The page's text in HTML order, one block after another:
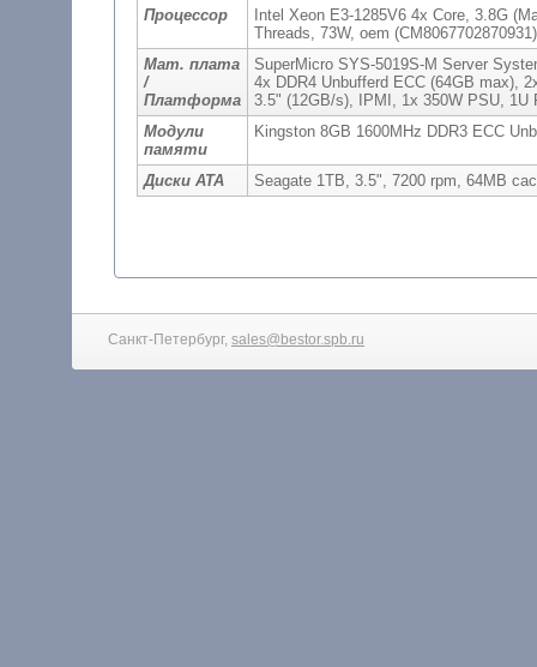
Процессор
Intel Xeon E3-1285V6 4x Core, 3.8G
Threads, 73W, oem (CM8067702870931)
Мат. плата
/
Платформа
SuperMicro SYS-5019S-M Server
4x DDR4 Unbufferd ECC (64GB max),
3.5" (12GB/s), IPMI, 1x 350W PSU, 1U
Модули
памяти
Kingston 8GB 1600MHz DDR3 ECC
Диски ATA Seagate 1TB, 3.5", 7200 rpm, 64MB
Санкт-Петербург, sales@bestor.spb.ru